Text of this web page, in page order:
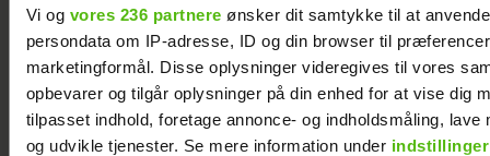
Vi og vores 236 partnere ønsker dit samtykke til at
persondata om IP-adresse, ID og din browser til
marketingformål. Disse oplysninger videregives til vores
opbevarer og tilgår oplysninger på din enhed for at vise dig
tilpasset indhold, foretage annonce- og indholdsmåling, lave
og udvikle tjenester. Se mere information under indstillinger
Natasha Brock mødte sin mand på
Skanderborg